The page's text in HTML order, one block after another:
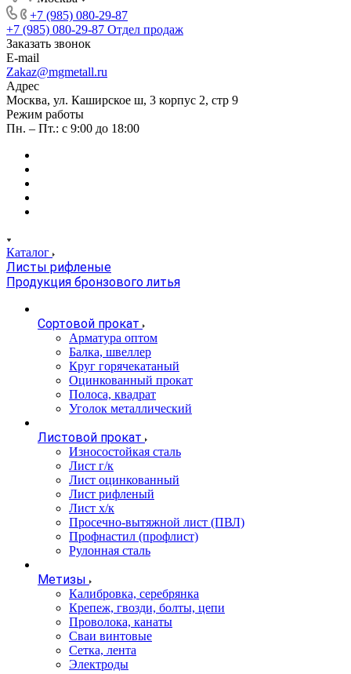
+7 (985) 080-29-87
+7 (985) 080-29-87 Отдел продаж
Заказать звонок
E-mail
Zakaz@mgmetall.ru
Адрес
Москва, ул. Каширское ш, 3 корпус 2, стр 9
Режим работы
Пн. – Пт.: с 9:00 до 18:00
Каталог
Листы рифленые
Продукция бронзового литья
Сортовой прокат
Арматура оптом
Балка, швеллер
Круг горячекатаный
Оцинкованный прокат
Полоса, квадрат
Уголок металлический
Листовой прокат
Износостойкая сталь
Лист г/к
Лист оцинкованный
Лист рифленый
Лист х/к
Просечно-вытяжной лист (ПВЛ)
Профнастил (профлист)
Рулонная сталь
Метизы
Калибровка, серебрянка
Крепеж, гвозди, болты, цепи
Проволока, канаты
Сваи винтовые
Сетка, лента
Электроды